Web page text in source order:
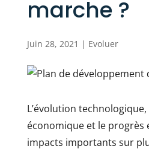
marche ?
Juin 28, 2021 | Evoluer
L’évolution
économique et le progrès
impacts importants sur